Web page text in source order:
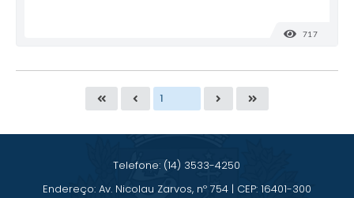
717
Telefone: (14) 3533-4250
Endereço: Av. Nicolau Zarvos, nº 754 | CEP: 16401-300